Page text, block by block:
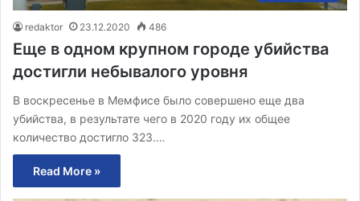
redaktor 23.12.2020 486
Еще в одном крупном городе убийства
достигли небывалого уровня
В воскресенье в Мемфисе было совершено еще два
убийства, в результате чего в 2020 году их общее
количество достигло 323.…
Read More »